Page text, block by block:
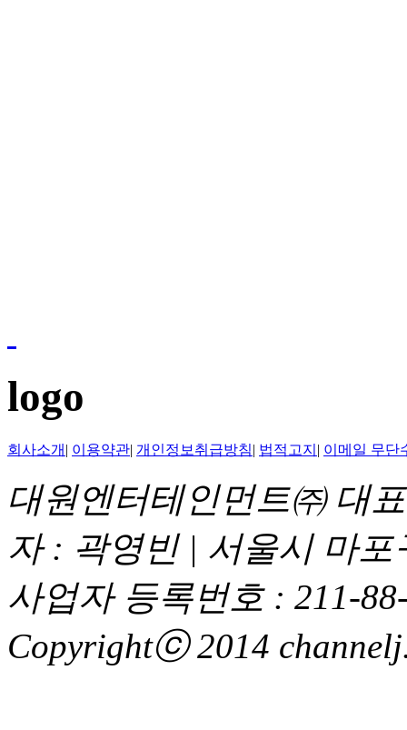
logo
회사소개 | 이용약관| 개인정보취급방침| 법적고지 | 이메일 무단
대원엔터테인먼트㈜ 대
자 : 곽영빈 | 서울시 마
사업자 등록번호 : 211-
Copyrightⓒ 2014